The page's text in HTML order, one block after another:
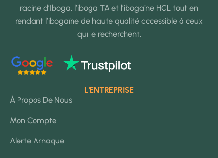
racine d’Iboga, l’iboga TA et l’ibogaïne HCL tout en
rendant l’ibogaïne de haute qualité accessible à ceux
qui le recherchent.
L'ENTREPRISE
À Propos De Nous
Mon Compte
Alerte Arnaque